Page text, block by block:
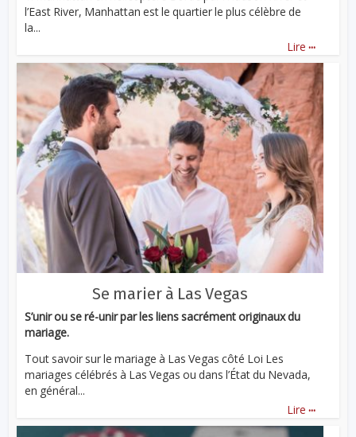
l’East River, Manhattan est le quartier le plus célèbre de
la...
Lire ...
Se marier à Las Vegas
S’unir ou se ré-unir par les liens sacrément originaux du
mariage.
Tout savoir sur le mariage à Las Vegas côté Loi Les
mariages célébrés à Las Vegas ou dans l’État du Nevada,
en général...
Lire ...